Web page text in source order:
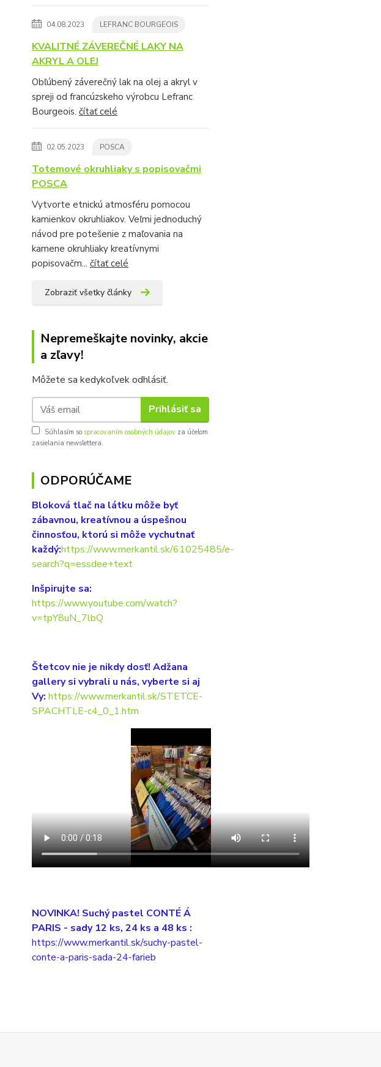
04.08.2023 LEFRANC BOURGEOIS
KVALITNÉ ZÁVEREČNÉ LAKY NA
AKRYL A OLEJ
Obľúbený záverečný lak na olej a akryl v
spreji od francúzskeho výrobcu Lefranc
Bourgeois. čítať celé
02.05.2023 POSCA
Totemové okruhliaky s popisovačmi
POSCA
Vytvorte etnickú atmosféru pomocou
kamienkov okruhliakov. Veľmi jednoduchý
návod pre potešenie z maľovania na
kamene okruhliaky kreatívnymi
popisovačm... čítať celé
Zobraziť všetky články
Nepremeškajte novinky, akcie
a zľavy!
Môžete sa kedykoľvek odhlásiť.
Prihlásiť sa
Súhlasím so spracovaním osobných údajov za účelom
zasielania newslettera.
ODPORÚČAME
Bloková tlač na látku môže byť
zábavnou, kreatívnou a úspešnou
činnosťou, ktorú si môže vychutnať
každý:https://www.merkantil.sk/61025485/e-
search?q=essdee+text
Inšpirujte sa:
https://www.youtube.com/watch?
v=tpY8uN_7lbQ
Štetcov nie je nikdy dosť! Adžana
gallery si vybrali u nás, vyberte si aj
Vy: https://www.merkantil.sk/STETCE-
SPACHTLE-c4_0_1.htm
NOVINKA! Suchý pastel CONTÉ Á
PARIS - sady 12 ks, 24 ks a 48 ks :
https://www.merkantil.sk/suchy-pastel-
conte-a-paris-sada-24-farieb